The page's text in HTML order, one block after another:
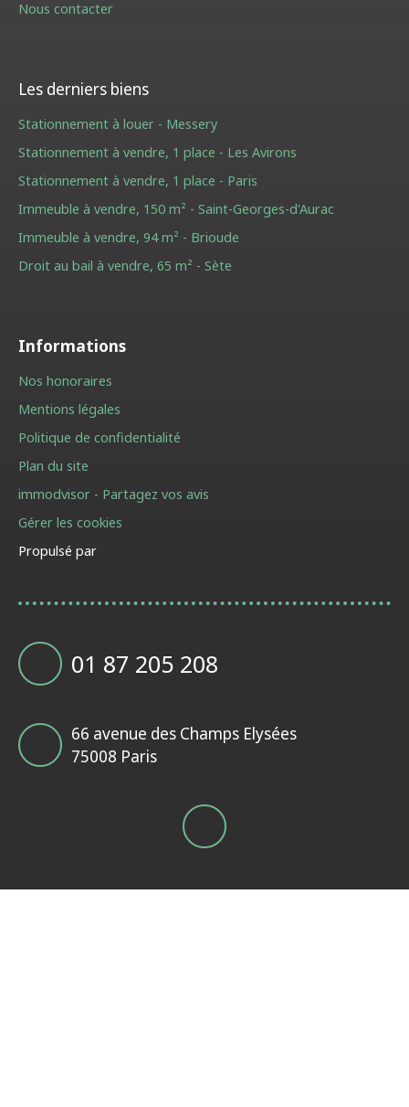
Nous contacter
Les derniers biens
Stationnement à louer - Messery
Stationnement à vendre, 1 place - Les Avirons
Stationnement à vendre, 1 place - Paris
Immeuble à vendre, 150 m² - Saint-Georges-d'Aurac
Immeuble à vendre, 94 m² - Brioude
Droit au bail à vendre, 65 m² - Sète
Informations
Nos honoraires
Mentions légales
Politique de confidentialité
Plan du site
immodvisor - Partagez vos avis
Gérer les cookies
Propulsé par
01 87 205 208
66 avenue des Champs Elysées
75008 Paris